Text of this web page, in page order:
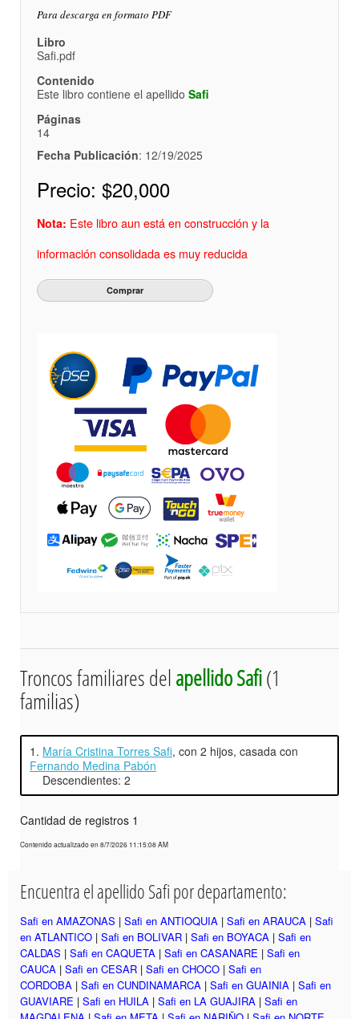
Para descarga en formato PDF
Libro
Safi.pdf
Contenido
Este libro contiene el apellido Safi
Páginas
14
Fecha Publicación: 12/19/2025
Precio: $20,000
Nota: Este libro aun está en construcción y la
información consolidada es muy reducida
Troncos familiares delapellido Safi(1
familias)
1. María Cristina Torres Safi, con 2 hijos, casada con
Fernando Medina Pabón
Descendientes: 2
Cantidad de registros 1
Contenido actualizado en 8/7/2026 11:15:08 AM
Encuentra el apellido Safi por departamento:
Safi en AMAZONAS | Safi en ANTIOQUIA | Safi en ARAUCA | Safi
en ATLANTICO | Safi en BOLIVAR | Safi en BOYACA | Safi en
CALDAS | Safi en CAQUETA | Safi en CASANARE | Safi en
CAUCA | Safi en CESAR | Safi en CHOCO | Safi en
CORDOBA | Safi en CUNDINAMARCA | Safi en GUAINIA | Safi en
GUAVIARE | Safi en HUILA | Safi en LA GUAJIRA | Safi en